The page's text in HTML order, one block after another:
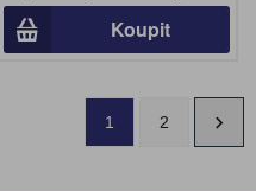
Koupit
1 2